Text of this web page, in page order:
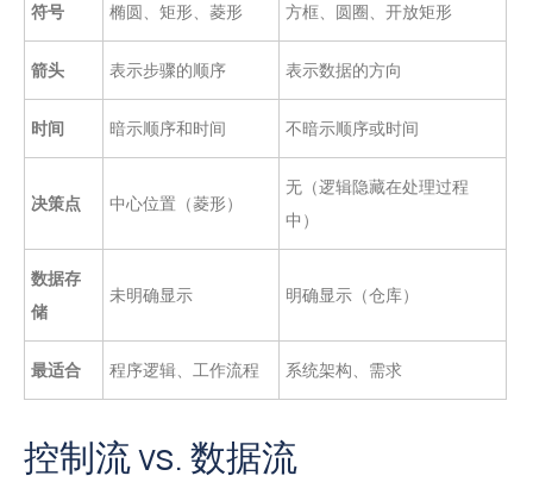
符号 椭圆、矩形、菱形 方框、圆圈、开放矩形
箭头 表示步骤的顺序 表示数据的方向
时间 暗示顺序和时间 不暗示顺序或时间
决策点 中心位置（菱形）
无（逻辑隐藏在处理过程
中）
数据存
储
未明确显示 明确显示（仓库）
最适合 程序逻辑、工作流程 系统架构、需求
控制流 vs. 数据流